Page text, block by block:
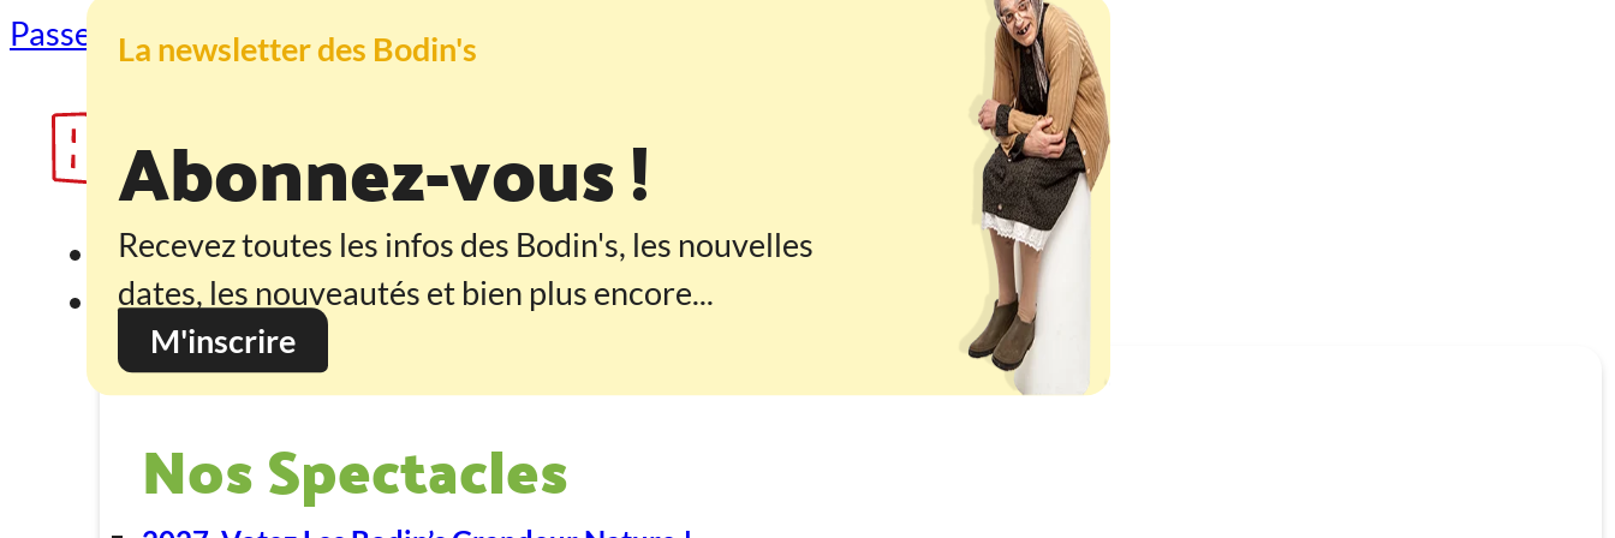
Passer au contenu principal Passer au pied de page
Accueil
Programmation
Nos Spectacles
La newsletter des Bodin's
Abonnez-vous !
Recevez toutes les infos des Bodin's, les nouvelles
dates, les nouveautés et bien plus encore...
M'inscrire